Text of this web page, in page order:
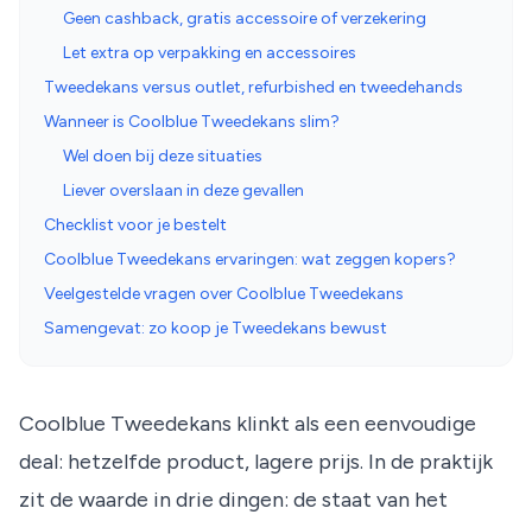
Geen cashback, gratis accessoire of verzekering
Let extra op verpakking en accessoires
Tweedekans versus outlet, refurbished en tweedehands
Wanneer is Coolblue Tweedekans slim?
Wel doen bij deze situaties
Liever overslaan in deze gevallen
Checklist voor je bestelt
Coolblue Tweedekans ervaringen: wat zeggen kopers?
Veelgestelde vragen over Coolblue Tweedekans
Samengevat: zo koop je Tweedekans bewust
Coolblue Tweedekans klinkt als een eenvoudige
deal: hetzelfde product, lagere prijs. In de praktijk
zit de waarde in drie dingen: de staat van het